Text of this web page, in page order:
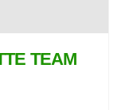
TEAM